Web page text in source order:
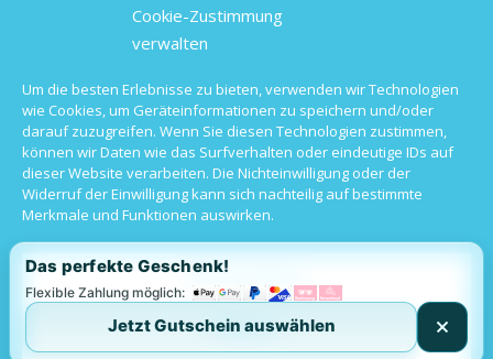
Cookie-Zustimmung
verwalten
Um die besten Erlebnisse zu bieten, verwenden wir Technologien
wie Cookies, um Geräteinformationen zu speichern und/oder
darauf zuzugreifen. Wenn Sie diesen Technologien zustimmen,
können wir Daten wie das Surfverhalten oder eindeutige IDs auf
dieser Website verarbeiten. Die Nichteinwilligung oder der
Widerruf der Einwilligung kann sich nachteilig auf bestimmte
Merkmale und Funktionen auswirken.
Alle akzeptieren
Ablehnen
Sportwagen mieten
Luxusauto mieten
Hochzeitsauto mieten
Oldtimer mieten
Das perfekte Geschenk!
Flexible Zahlung möglich:
Jetzt Gutschein auswählen